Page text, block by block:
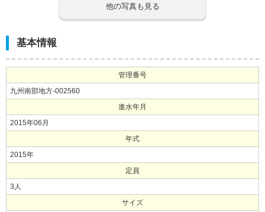
他の写真も見る
基本情報
管理番号
九州南部地方-002560
進水年月
2015年06月
年式
2015年
定員
3人
サイズ